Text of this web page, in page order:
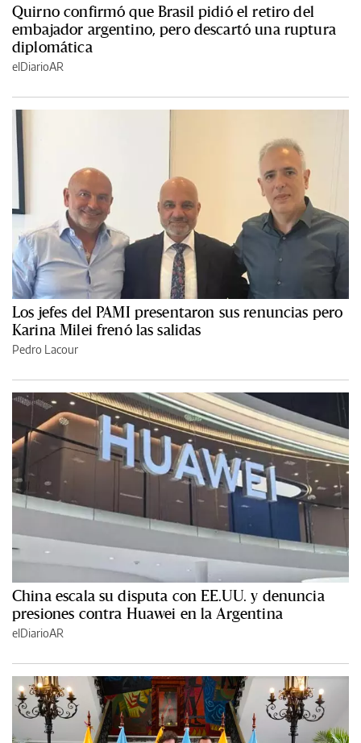
Quirno confirmó que Brasil pidió el retiro del
embajador argentino, pero descartó una ruptura
diplomática
elDiarioAR
Los jefes del PAMI presentaron sus renuncias pero
Karina Milei frenó las salidas
Pedro Lacour
China escala su disputa con EE.UU. y denuncia
presiones contra Huawei en la Argentina
elDiarioAR